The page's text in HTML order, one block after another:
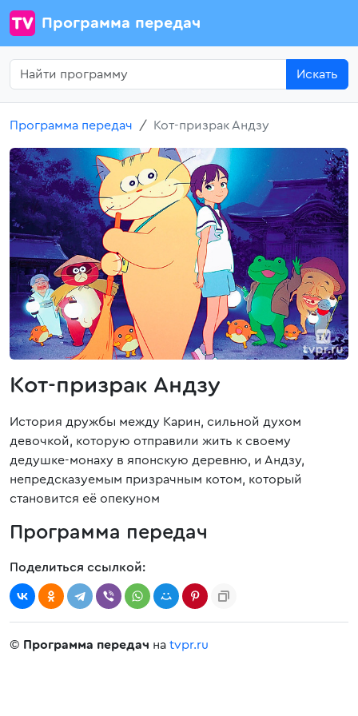
Программа передач
Искать
Программа передач Кот-призрак Андзу
Кот-призрак Андзу
История дружбы между Карин, сильной духом
девочкой, которую отправили жить к своему
дедушке-монаху в японскую деревню, и Андзу,
непредсказуемым призрачным котом, который
становится её опекуном
Программа передач
Поделиться ссылкой:
© Программа передач на tvpr.ru